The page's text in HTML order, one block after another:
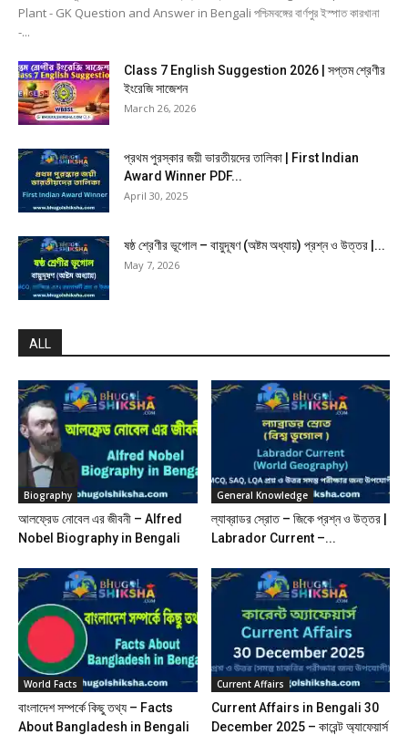
Plant - GK Question and Answer in Bengali পশ্চিমবঙ্গের বার্ণপুর ইস্পাত কারখানা
-...
Class 7 English Suggestion 2026 | সপ্তম শ্রেণীর
ইংরেজি সাজেশন
March 26, 2026
প্রথম পুরস্কার জয়ী ভারতীয়দের তালিকা | First Indian
Award Winner PDF...
April 30, 2025
ষষ্ঠ শ্রেণীর ভূগোল – বায়ুদূষণ (অষ্টম অধ্যায়) প্রশ্ন ও উত্তর |...
May 7, 2026
ALL
Biography
আলফ্রেড নােবেল এর জীবনী – Alfred
Nobel Biography in Bengali
General Knowledge
ল্যাব্রাডর স্রোত – জিকে প্রশ্ন ও উত্তর |
Labrador Current –...
World Facts
বাংলাদেশ সম্পর্কে কিছু তথ্য – Facts
About Bangladesh in Bengali
Current Affairs
Current Affairs in Bengali 30
December 2025 – কারেন্ট অ্যাফেয়ার্স